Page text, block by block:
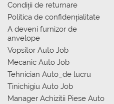
Condiții de returnare
Politica de confidențialitate
A deveni furnizor de
anvelope
Vopsitor Auto Job
Mecanic Auto Job
Tehnician Auto_de lucru
Tinichigiu Auto Job
Manager Achizitii Piese Auto